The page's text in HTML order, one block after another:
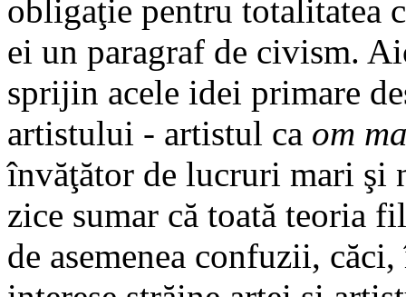
obligaţie pentru totalitatea
ei un paragraf de civism.
sprijin acele idei primare
artistului - artistul ca om
învăţător de lucruri mari şi
zice sumar că toată teoria
de asemenea confuzii,